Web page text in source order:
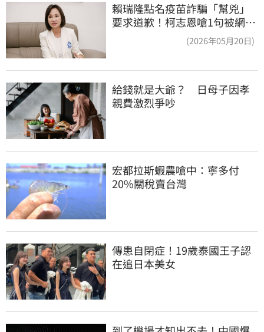
賴瑞隆點名疫苗詐騙「幫兇」
要求道歉！柯志恩嗆1句被網罵
(2026年05月20日)
給錢就是大爺？　日母子因孝
親費激烈爭吵
宏都拉斯蝦農嗆中：寧多付
20%關稅賣台灣
傳患自閉症！19歲泰國王子認
在追日本美女